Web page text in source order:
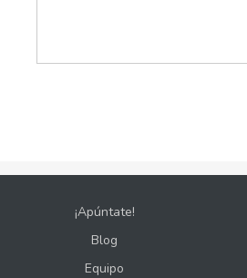
¡Apúntate!
Blog
Equipo